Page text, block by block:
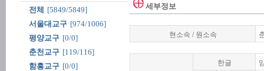
전체
[5849/5849]
서울대교구 [974/1006]
평양교구 [0/0]
춘천교구 [119/116]
함흥교구 [0/0]
세부정보
현소속 / 원소속
한글